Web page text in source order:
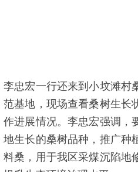
李忠宏一行还来到小坟滩村
范基地，现场查看桑树生长
作进展情况。李忠宏强调，
地生长的桑树品种，推广种
料桑，用于我区采煤沉陷地
提升生态环境治理水平。